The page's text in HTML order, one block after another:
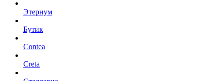
Этернум
Бутик
Contea
Creta